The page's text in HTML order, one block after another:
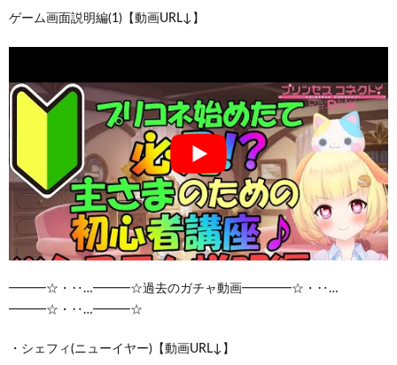
ゲーム画面説明編(1)【動画URL↓】
━━━☆・‥…━━━☆過去のガチャ動画━━━━☆・‥…
━━━☆・‥…━━━☆
・シェフィ(ニューイヤー)【動画URL↓】